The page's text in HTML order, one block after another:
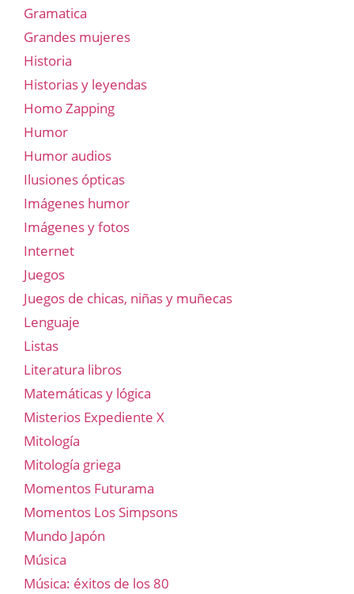
Gramatica
Grandes mujeres
Historia
Historias y leyendas
Homo Zapping
Humor
Humor audios
Ilusiones ópticas
Imágenes humor
Imágenes y fotos
Internet
Juegos
Juegos de chicas, niñas y muñecas
Lenguaje
Listas
Literatura libros
Matemáticas y lógica
Misterios Expediente X
Mitología
Mitología griega
Momentos Futurama
Momentos Los Simpsons
Mundo Japón
Música
Música: éxitos de los 80